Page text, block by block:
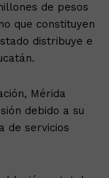
de pesos
que constituyen
distribuye e
Mérida
debido a su
de servicios